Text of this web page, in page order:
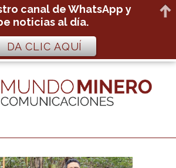
canal de WhatsApp y
noticias al día.
DA CLIC AQUÍ